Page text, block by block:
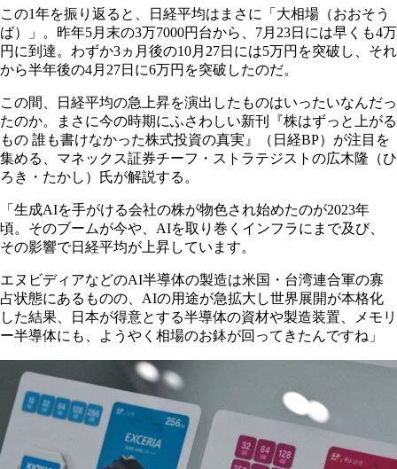
この1年を振り返ると、日経平均はまさに「大相場（おおそう
ば）」。昨年5月末の3万7000円台から、7月23日には早くも4万
円に到達。わずか3ヵ月後の10月27日には5万円を突破し、それ
から半年後の4月27日に6万円を突破したのだ。
この間、日経平均の急上昇を演出したものはいったいなんだっ
たのか。まさに今の時期にふさわしい新刊『株はずっと上がる
もの 誰も書けなかった株式投資の真実』（日経BP）が注目を
集める、マネックス証券チーフ・ストラテジストの広木隆（ひ
ろき・たかし）氏が解説する。
「生成AIを手がける会社の株が物色され始めたのが2023年
頃。そのブームが今や、AIを取り巻くインフラにまで及び、
その影響で日経平均が上昇しています。
エヌビディアなどのAI半導体の製造は米国・台湾連合軍の寡
占状態にあるものの、AIの用途が急拡大し世界展開が本格化
した結果、日本が得意とする半導体の資材や製造装置、メモリ
ー半導体にも、ようやく相場のお鉢が回ってきたんですね」